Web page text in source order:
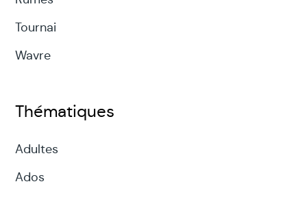
Tournai
Wavre
Thématiques
Adultes
Ados